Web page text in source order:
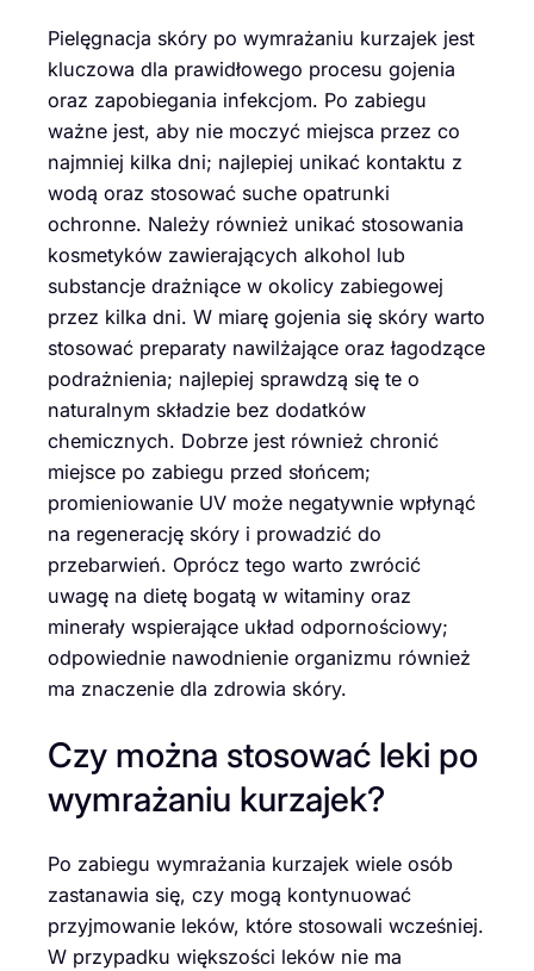
Pielęgnacja skóry po wymrażaniu kurzajek jest
kluczowa dla prawidłowego procesu gojenia
oraz zapobiegania infekcjom. Po zabiegu
ważne jest, aby nie moczyć miejsca przez co
najmniej kilka dni; najlepiej unikać kontaktu z
wodą oraz stosować suche opatrunki
ochronne. Należy również unikać stosowania
kosmetyków zawierających alkohol lub
substancje drażniące w okolicy zabiegowej
przez kilka dni. W miarę gojenia się skóry warto
stosować preparaty nawilżające oraz łagodzące
podrażnienia; najlepiej sprawdzą się te o
naturalnym składzie bez dodatków
chemicznych. Dobrze jest również chronić
miejsce po zabiegu przed słońcem;
promieniowanie UV może negatywnie wpłynąć
na regenerację skóry i prowadzić do
przebarwień. Oprócz tego warto zwrócić
uwagę na dietę bogatą w witaminy oraz
minerały wspierające układ odpornościowy;
odpowiednie nawodnienie organizmu również
ma znaczenie dla zdrowia skóry.
Czy można stosować leki po
wymrażaniu kurzajek?
Po zabiegu wymrażania kurzajek wiele osób
zastanawia się, czy mogą kontynuować
przyjmowanie leków, które stosowali wcześniej.
W przypadku większości leków nie ma